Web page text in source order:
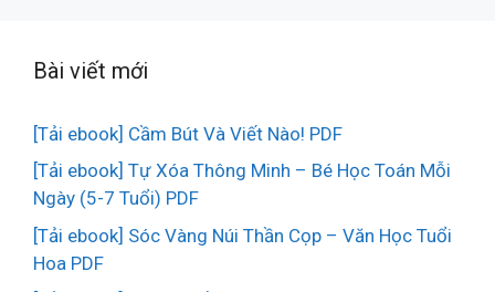
Bài viết mới
[Tải ebook] Cầm Bút Và Viết Nào! PDF
[Tải ebook] Tự Xóa Thông Minh – Bé Học Toán Mỗi
Ngày (5-7 Tuổi) PDF
[Tải ebook] Sóc Vàng Núi Thần Cọp – Văn Học Tuổi
Hoa PDF